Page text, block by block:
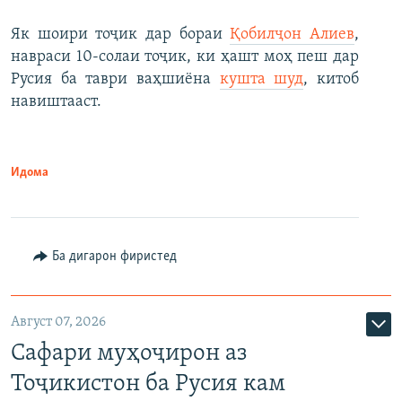
Як шоири тоҷик дар бораиҚобилҷон Алиев,
навраси 10-солаи тоҷик, ки ҳашт моҳ пеш дар
Русия ба таври ваҳшиёна кушта шуд, китоб
навиштааст.
Идома
Ба дигарон фиристед
Август 07, 2026
Сафари муҳоҷирон аз
Тоҷикистон ба Русия кам